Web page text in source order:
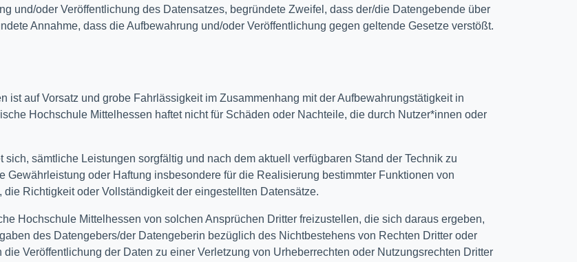
und/oder Veröffentlichung des Datensatzes, begründete Zweifel, dass der/die Datengebende über
Annahme, dass die Aufbewahrung und/oder Veröffentlichung gegen geltende Gesetze verstößt.
ist auf Vorsatz und grobe Fahrlässigkeit im Zusammenhang mit der Aufbewahrungstätigkeit in
Hochschule Mittelhessen haftet nicht für Schäden oder Nachteile, die durch Nutzer*innen oder
sämtliche Leistungen sorgfältig und nach dem aktuell verfügbaren Stand der Technik zu
oder Haftung insbesondere für die Realisierung bestimmter Funktionen von
Richtigkeit oder Vollständigkeit der eingestellten Datensätze.
Hochschule Mittelhessen von solchen Ansprüchen Dritter freizustellen, die sich daraus ergeben,
des Datengebers/der Datengeberin bezüglich des Nichtbestehens von Rechten Dritter oder
Veröffentlichung der Daten zu einer Verletzung von Urheberrechten oder Nutzungsrechten Dritter